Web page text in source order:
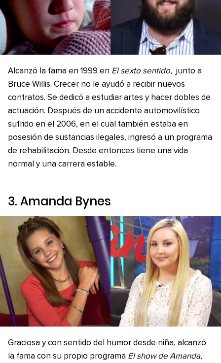
Alcanzó la fama en 1999 en El sexto sentido, junto a
Bruce Willis. Crecer no le ayudó a recibir nuevos
contratos. Se dedicó a estudiar artes y hacer dobles de
actuación. Después de un accidente automovilístico
sufrido en el 2006, en el cual también estaba en
posesión de sustancias ilegales, ingresó a un programa
de rehabilitación. Desde entonces tiene una vida
normal y una carrera estable.
3. Amanda Bynes
Graciosa y con sentido del humor desde niña, alcanzó
la fama con su propio programa El show de Amanda,